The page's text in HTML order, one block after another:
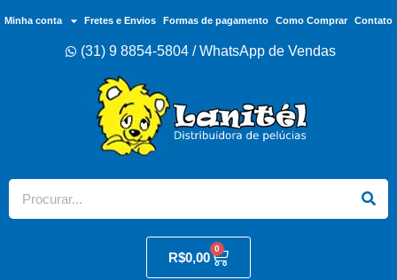
Minha conta Fretes e Envios Formas de pagamento Como Comprar Contato
(31) 9 8854-5804 / WhatsApp de Vendas
R$0,00
0